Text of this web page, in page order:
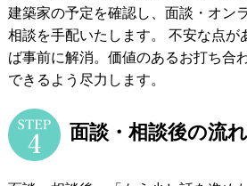
建築家の予定を確認し、面談・オン
相談を手配いたします。
不安な点が
ば事前に解消。価値のあるお打ち合
できるよう尽力します。
面談・相談後の流れ